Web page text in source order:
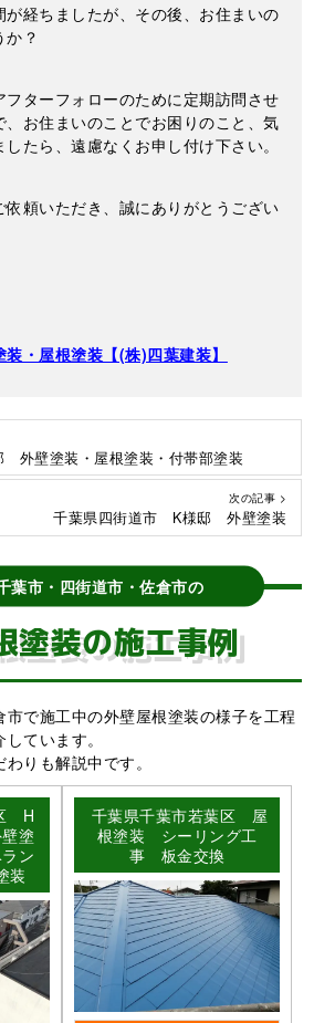
経ちましたが、その後、お住まいの
？
ターフォローのために定期訪問させ
お住まいのことでお困りのこと、気
たら、遠慮なくお申し付け下さい。
依頼いただき、誠にありがとうござい
・屋根塗装【(株)四葉建装】
壁塗装・屋根塗装・付帯部塗装
次の記事 >
千葉県四街道市 K様邸 外壁塗装
葉市・四街道市・佐倉市の
塗装の施工事例
で施工中の外壁屋根塗装の様子を工程
ています。
りも解説中です。
H
塗
ン
装
千葉県千葉市若葉区 屋
根塗装 シーリング工
事 板金交換